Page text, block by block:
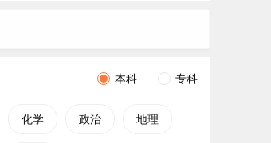
本科 专科
化学 政治 地理